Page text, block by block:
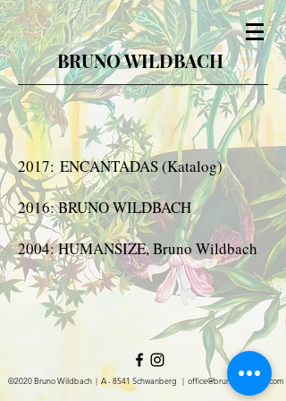
BRUNO WILDBACH
2017: ENCANTADAS (Katalog)
2016: BRUNO WILDBACH
2004: HUMANSIZE, Bruno Wildbach
©2020 Bruno Wildbach | A - 8541 Schwanberg | office@brunowildbach.com